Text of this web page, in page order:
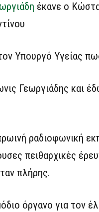
έκανε ο
Υπουργό Υγείας
Γεωργιάδης και
ραδιοφωνική
πειθαρχικές
πλήρης.
όργανο για τον